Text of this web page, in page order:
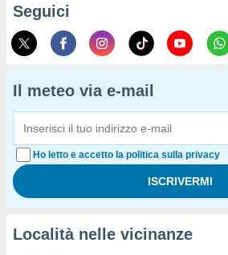
Seguici
Il meteo via e-mail
Ho letto e accetto la politica sulla privacy
Località nelle vicinanze